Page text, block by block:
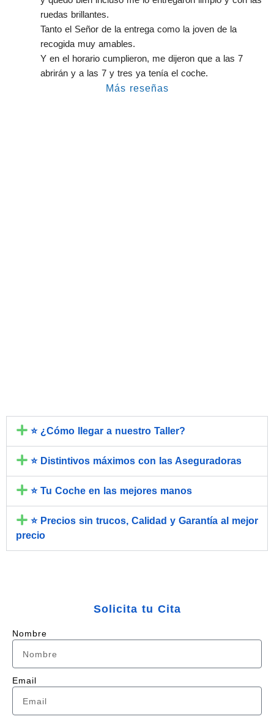
ruedas brillantes.
Tanto el Señor de la entrega como la joven de la
recogida muy amables.
Y en el horario cumplieron, me dijeron que a las 7
abrirán y a las 7 y tres ya tenía el coche.
Más reseñas
⭐ ¿Cómo llegar a nuestro Taller?
⭐ Distintivos máximos con las Aseguradoras
⭐ Tu Coche en las mejores manos
⭐ Precios sin trucos, Calidad y Garantía al mejor
precio
Solicita tu Cita
Nombre
Email